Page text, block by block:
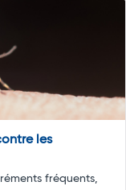
les
fréquents,